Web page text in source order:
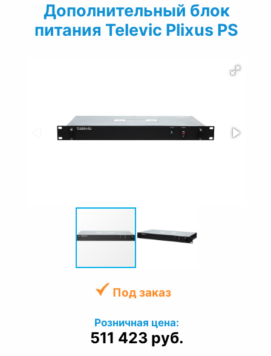
Дополнительный блок
питания Televic Plixus PS
Под заказ
Розничная цена:
511 423 руб.